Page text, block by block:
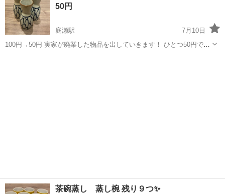
50円
庭瀬駅
7月10日
100円→50円 実家が廃業した物品を出していきます！ ひとつ50円で
茶碗蒸し 蒸し椀 残り９つ✨